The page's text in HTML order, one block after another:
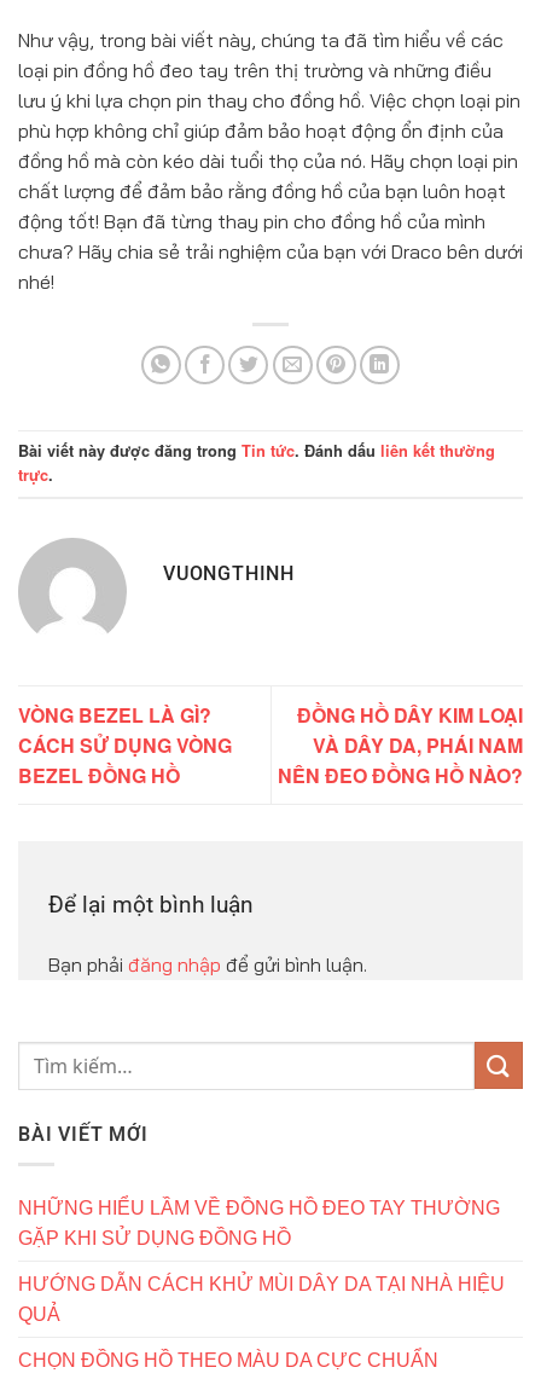
Như vậy, trong bài viết này, chúng ta đã tìm hiểu về các
loại pin đồng hồ đeo tay trên thị trường và những điều
lưu ý khi lựa chọn pin thay cho đồng hồ. Việc chọn loại pin
phù hợp không chỉ giúp đảm bảo hoạt động ổn định của
đồng hồ mà còn kéo dài tuổi thọ của nó. Hãy chọn loại pin
chất lượng để đảm bảo rằng đồng hồ của bạn luôn hoạt
động tốt! Bạn đã từng thay pin cho đồng hồ của mình
chưa? Hãy chia sẻ trải nghiệm của bạn với Draco bên dưới
nhé!
Bài viết này được đăng trong Tin tức. Đánh dấu liên kết thường
trực.
VUONGTHINH
VÒNG BEZEL LÀ GÌ?
CÁCH SỬ DỤNG VÒNG
BEZEL ĐỒNG HỒ
ĐỒNG HỒ DÂY KIM LOẠI
VÀ DÂY DA, PHÁI NAM
NÊN ĐEO ĐỒNG HỒ NÀO?
Để lại một bình luận
Bạn phải đăng nhập để gửi bình luận.
BÀI VIẾT MỚI
NHỮNG HIỂU LẦM VỀ ĐỒNG HỒ ĐEO TAY THƯỜNG
GẶP KHI SỬ DỤNG ĐỒNG HỒ
HƯỚNG DẪN CÁCH KHỬ MÙI DÂY DA TẠI NHÀ HIỆU
QUẢ
CHỌN ĐỒNG HỒ THEO MÀU DA CỰC CHUẨN